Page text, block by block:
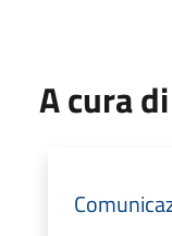
A cura di